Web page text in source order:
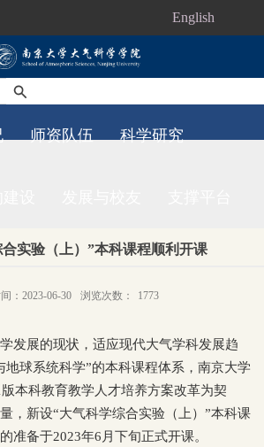
English
师资队伍 科学研究
实验（上）”本科课程顺利开课
：2023-06-30 浏览次数： 1773
发展的现状，适应现代大气学科发展趋
地球系统科学”的本科课程体系，南京大学
版本科教育教学人才培养方案改革为契
，新设“大气科学综合实验（上）”本科课
准备于2023年6 月下旬正式开课。